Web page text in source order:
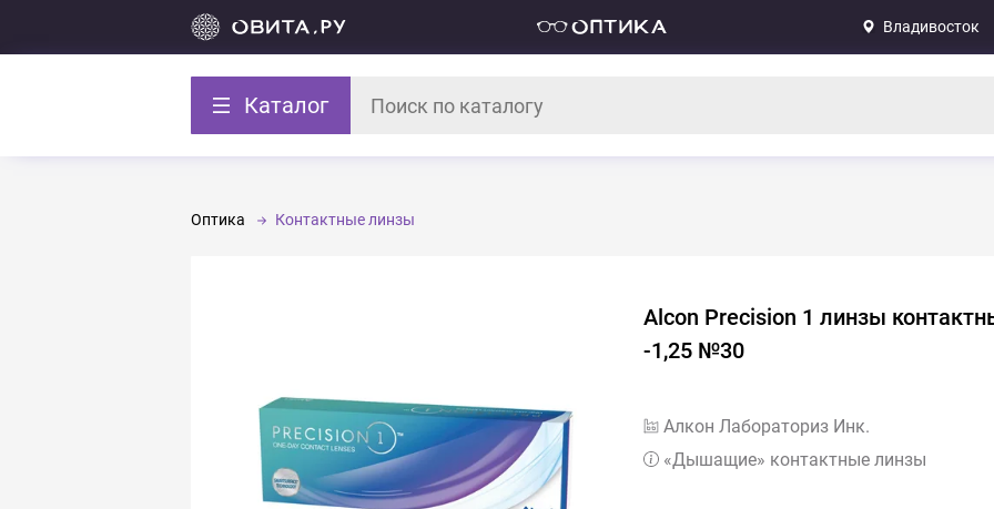
Владивосток
Каталог
Оптика Контактные линзы
Alcon Precision 1 линзы
-1,25 №30
Алкон Лабораториз Инк.
«Дышащие» контактные линзы